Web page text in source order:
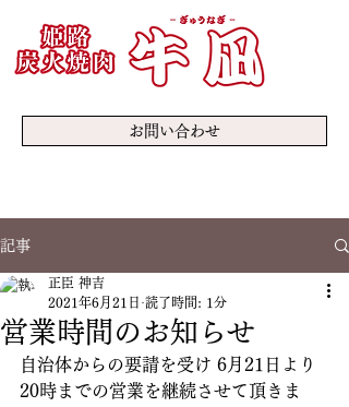
お問い合わせ
記事
営業時間のお知らせ
正臣 神吉
2021年6月21日 読了時間: 1分
自治体からの要請を受け 6月21日より
20時までの営業を継続させて頂きま